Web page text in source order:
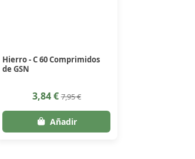
Hierro - C 60 Comprimidos
de GSN
3,84 €7,95 €